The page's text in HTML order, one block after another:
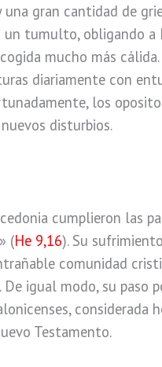
gran cantidad de
tumulto, obligando a
mucho más
diariamente con
los
disturbios.
cumplieron las
(He 9,16). Su
comunidad
igual modo, su paso
Testamento.